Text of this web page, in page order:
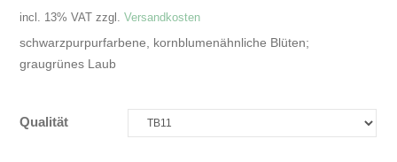
incl. 13% VAT zzgl.Versandkosten
schwarzpurpurfarbene, kornblumenähnliche Blüten;
graugrünes Laub
Qualität